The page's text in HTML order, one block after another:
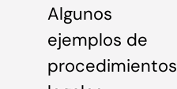
Algunos
ejemplos de
procedimientos